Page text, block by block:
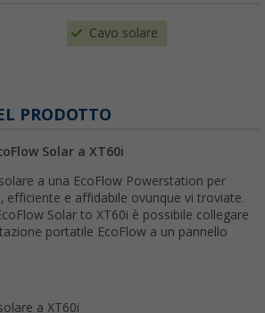
Cavo solare
PRODOTTO
Solar a XT60i
a una EcoFlow Powerstation per
efficiente e affidabile ovunque vi troviate.
Solar to XT60i è possibile collegare
portatile EcoFlow a un pannello
a XT60i